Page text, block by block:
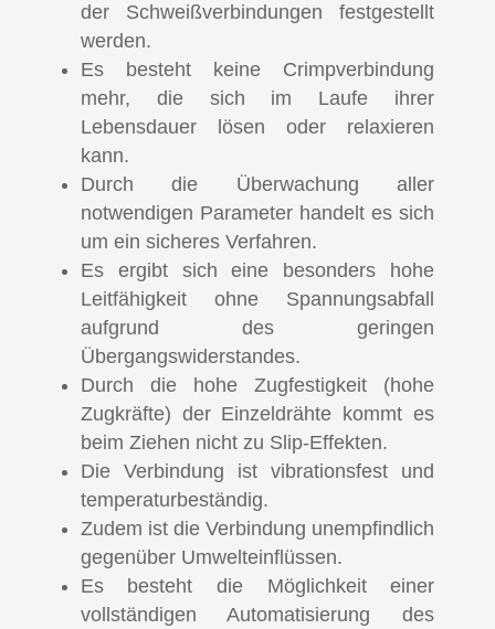
der Schweißverbindungen festgestellt
werden.
Es besteht keine Crimpverbindung
mehr, die sich im Laufe ihrer
Lebensdauer lösen oder relaxieren
kann.
Durch die Überwachung aller
notwendigen Parameter handelt es sich
um ein sicheres Verfahren.
Es ergibt sich eine besonders hohe
Leitfähigkeit ohne Spannungsabfall
aufgrund des geringen
Übergangswiderstandes.
Durch die hohe Zugfestigkeit (hohe
Zugkräfte) der Einzeldrähte kommt es
beim Ziehen nicht zu Slip-Effekten.
Die Verbindung ist vibrationsfest und
temperaturbeständig.
Zudem ist die Verbindung unempfindlich
gegenüber Umwelteinflüssen.
Es besteht die Möglichkeit einer
vollständigen Automatisierung des